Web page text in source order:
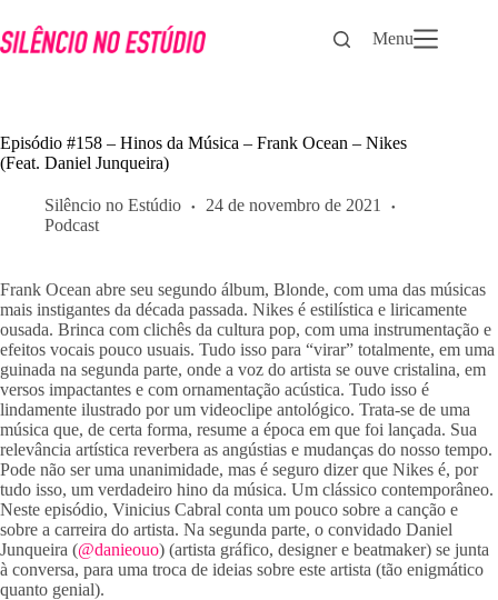
para
o
Menu
Episódio #158 – Hinos da Música – Frank Ocean – Nikes
(Feat. Daniel Junqueira)
Silêncio no Estúdio
24 de novembro de 2021
Podcast
Frank Ocean abre seu segundo álbum, Blonde, com uma das músicas
mais instigantes da década passada. Nikes é estilística e liricamente
ousada. Brinca com clichês da cultura pop, com uma instrumentação e
efeitos vocais pouco usuais. Tudo isso para “virar” totalmente, em uma
guinada na segunda parte, onde a voz do artista se ouve cristalina, em
versos impactantes e com ornamentação acústica. Tudo isso é
lindamente ilustrado por um videoclipe antológico. Trata-se de uma
música que, de certa forma, resume a época em que foi lançada. Sua
relevância artística reverbera as angústias e mudanças do nosso tempo.
Pode não ser uma unanimidade, mas é seguro dizer que Nikes é, por
tudo isso, um verdadeiro hino da música. Um clássico contemporâneo.
Neste episódio, Vinicius Cabral conta um pouco sobre a canção e
sobre a carreira do artista. Na segunda parte, o convidado Daniel
Junqueira (@danieouo) (artista gráfico, designer e beatmaker) se junta
à conversa, para uma troca de ideias sobre este artista (tão enigmático
quanto genial).